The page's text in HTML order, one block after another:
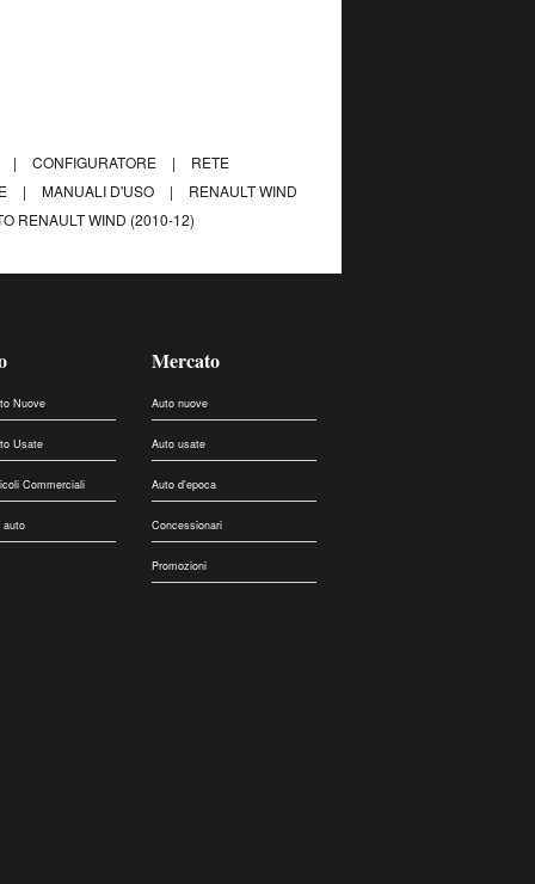
| CONFIGURATORE |
RETE
| MANUALI D'USO |
RENAULT WIND
RENAULT WIND (2010-12)
Nuove
Usate
Commerciali
auto
Mercato
Auto nuove
Auto usate
Auto d'epoca
Concessionari
Promozioni